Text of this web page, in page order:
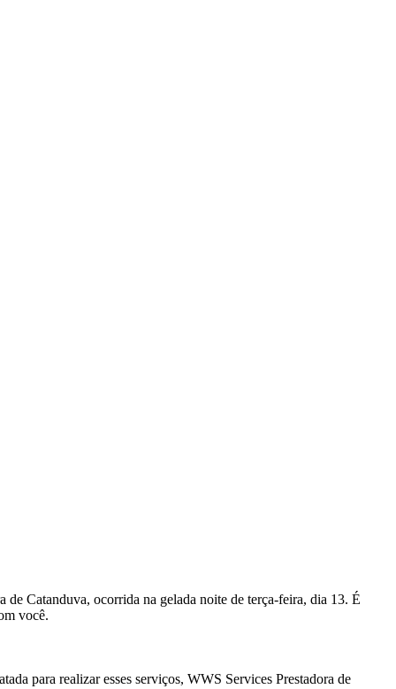
de Catanduva, ocorrida na gelada noite de terça-feira, dia 13. É
você.
para realizar esses serviços, WWS Services Prestadora de